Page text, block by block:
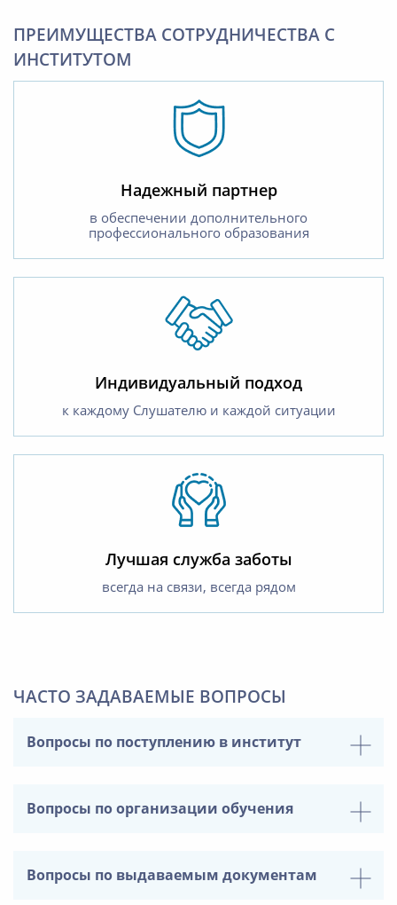
ПРЕИМУЩЕСТВА СОТРУДНИЧЕСТВА С
ИНСТИТУТОМ
Надежный партнер
в обеспечении дополнительного
профессионального образования
Индивидуальный подход
к каждому Слушателю и каждой ситуации
Лучшая служба заботы
всегда на связи, всегда рядом
ЧАСТО ЗАДАВАЕМЫЕ ВОПРОСЫ
Вопросы по поступлению в институт
Вопросы по организации обучения
Вопросы по выдаваемым документам